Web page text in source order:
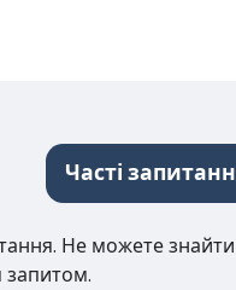
Часті
Не можете